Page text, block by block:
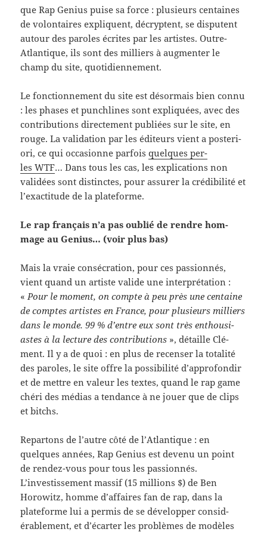
que Rap Genius puise sa force : plusieurs cen­taines
de volon­taires expliquent, décryptent, se dis­putent
autour des paroles écrites par les artistes. Outre-​
Atlantique, ils sont des mil­liers à aug­menter le
champ du site, quotidiennement.
Le fonc­tion­nement du site est désor­mais bien connu
: les phases et punch­lines sont expliquées, avec des
con­tri­bu­tions directe­ment pub­liées sur le site, en
rouge. La val­i­da­tion par les édi­teurs vient a pos­te­ri­
ori, ce qui occa­sionne par­foisquelques per­
les WTF… Dans tous les cas, les expli­ca­tions non
validées sont dis­tinctes, pour assurer la crédi­bil­ité et
l’exactitude de la plateforme.
Le rap français n’a pas oublié de ren­dre hom­
mage au Genius… (voir plus bas)
Mais la vraie con­sécra­tion, pour ces pas­sion­nés,
vient quand un artiste valide une inter­pré­ta­tion :
« Pour le moment, on compte à peu près une cen­taine
de comptes artistes en France, pour plusieurs mil­liers
dans le monde. 99 % d’entre eux sont très ent­hou­si­
astes à la lec­ture des con­tri­bu­tions », détaille Clé­
ment. Il y a de quoi : en plus de recenser la total­ité
des paroles, le site offre la pos­si­bil­ité d’approfondir
et de met­tre en valeur les textes, quand le rap game
chéri des médias a ten­dance à ne jouer que de clips
et bitchs.
Repar­tons de l’autre côté de l’Atlantique : en
quelques années, Rap Genius est devenu un point
de rendez-​vous pour tous les pas­sion­nés.
L’investissement mas­sif (15 mil­lions $) de Ben
Horowitz, homme d’affaires fan de rap, dans la
plate­forme lui a per­mis de se dévelop­per con­sid­
érable­ment, et d’écarter les prob­lèmes de mod­èles